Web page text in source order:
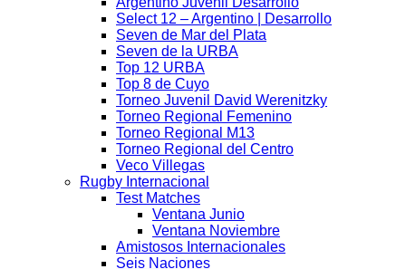
Select 12 – Argentino | Desarrollo
Seven de Mar del Plata
Seven de la URBA
Top 12 URBA
Top 8 de Cuyo
Torneo Juvenil David Werenitzky
Torneo Regional Femenino
Torneo Regional M13
Torneo Regional del Centro
Veco Villegas
Rugby Internacional
Test Matches
Ventana Junio
Ventana Noviembre
Amistosos Internacionales
Seis Naciones